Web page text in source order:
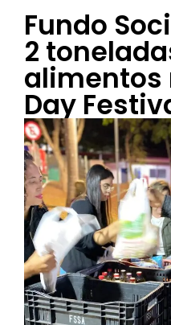
Fundo
2
alimentos
Day